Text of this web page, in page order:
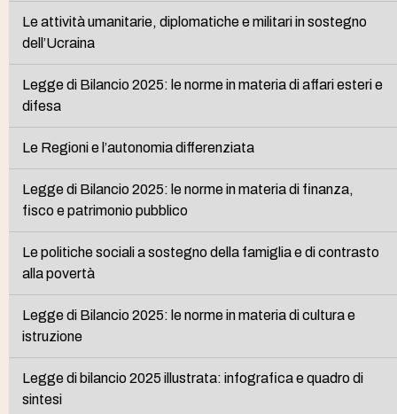
Le attività umanitarie, diplomatiche e militari in sostegno
dell’Ucraina
Legge di Bilancio 2025: le norme in materia di affari esteri e
difesa
Le Regioni e l’autonomia differenziata
Legge di Bilancio 2025: le norme in materia di finanza,
fisco e patrimonio pubblico
Le politiche sociali a sostegno della famiglia e di contrasto
alla povertà
Legge di Bilancio 2025: le norme in materia di cultura e
istruzione
Legge di bilancio 2025 illustrata: infografica e quadro di
sintesi